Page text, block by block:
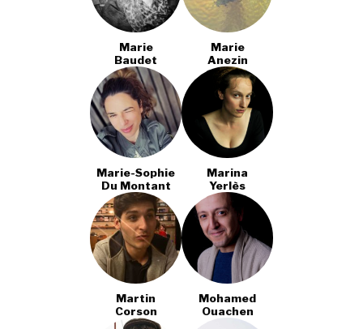
Marie
Baudet
Marie
Anezin
Marie-Sophie
Du Montant
Marina
Yerlès
Martin
Corson
Mohamed
Ouachen